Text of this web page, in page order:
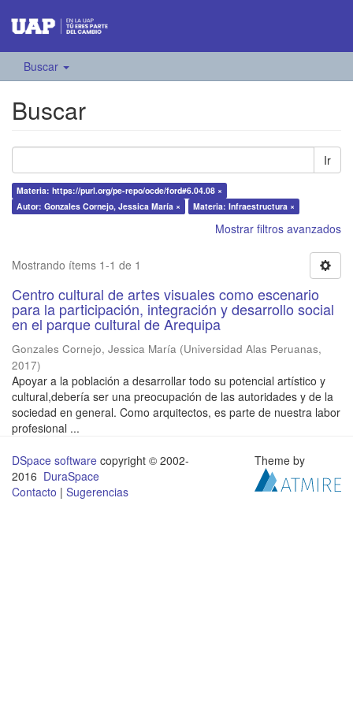
Buscar
Buscar
Ir
Materia: https://purl.org/pe-repo/ocde/ford#6.04.08 ×
Autor: Gonzales Cornejo, Jessica María ×
Materia: Infraestructura ×
Mostrar filtros avanzados
Mostrando ítems 1-1 de 1
Centro cultural de artes visuales como escenario
para la participación, integración y desarrollo social
en el parque cultural de Arequipa
Gonzales Cornejo, Jessica María (Universidad Alas Peruanas,
2017)
Apoyar a la población a desarrollar todo su potencial artístico y
cultural,debería ser una preocupación de las autoridades y de la
sociedad en general. Como arquitectos, es parte de nuestra labor
profesional ...
DSpace software copyright © 2002-
2016 DuraSpace
Contacto | Sugerencias
Theme by